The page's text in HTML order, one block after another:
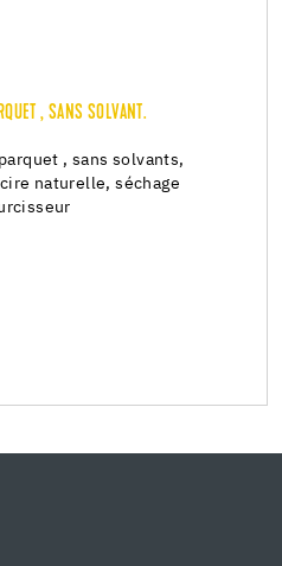
, SANS SOLVANT.
, sans solvants,
naturelle, séchage